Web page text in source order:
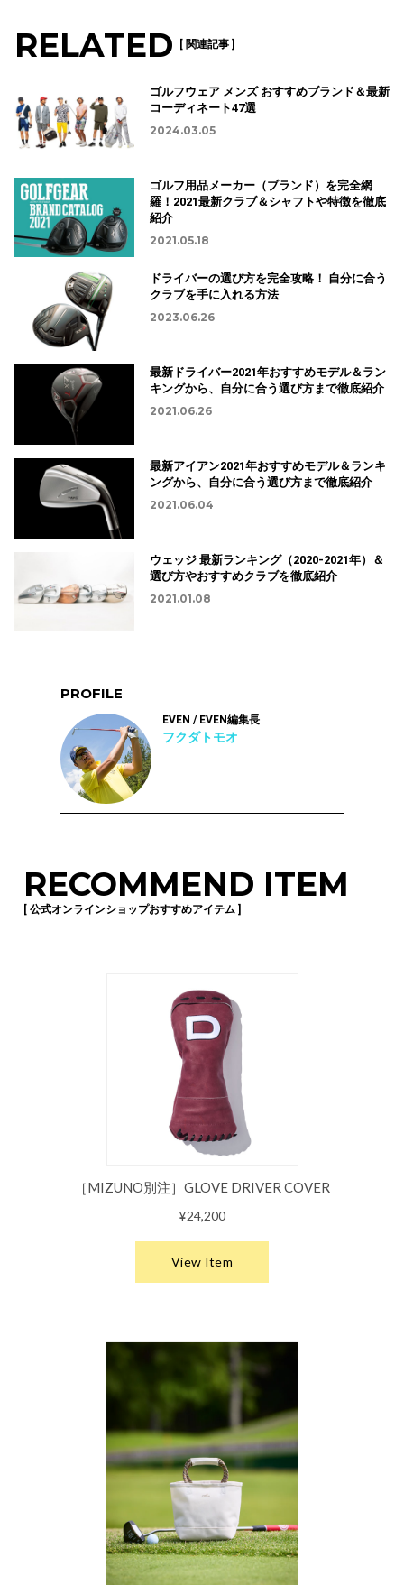
RELATED [ 関連記事 ]
ゴルフウェア メンズ おすすめブランド＆最新
コーディネート47選
2024.03.05
ゴルフ用品メーカー（ブランド）を完全網
羅！2021最新クラブ＆シャフトや特徴を徹底
紹介
2021.05.18
ドライバーの選び方を完全攻略！ 自分に合う
クラブを手に入れる方法
2023.06.26
最新ドライバー2021年おすすめモデル＆ラン
キングから、自分に合う選び方まで徹底紹介
2021.06.26
最新アイアン2021年おすすめモデル＆ランキ
ングから、自分に合う選び方まで徹底紹介
2021.06.04
ウェッジ 最新ランキング（2020-2021年）＆
選び方やおすすめクラブを徹底紹介
2021.01.08
PROFILE
EVEN / EVEN編集長
フクダトモオ
RECOMMEND ITEM
[ 公式オンラインショップおすすめアイテム ]